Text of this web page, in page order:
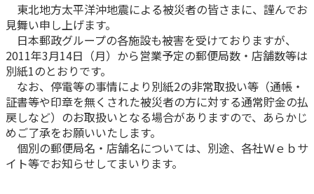
ご契約者さま
マイページログイン
入院保険金・手術保険金のご請求
保険をご検討中のお客さま
保険をご検討中のお客さま
終身保険
養老保険
法人のお客さま
【まずはご相談ください】企業経営でお悩みの方はこ
ちら
法人のお客さま向け商品一覧
お役立ち情報
かんぽ生命について
東北地方太平洋沖地震による被災者の皆さまに、謹んでお
見舞い申し上げます。
日本郵政グループの各施設も被害を受けておりますが、
2011年3月14日（月）から営業予定の郵便局数・店舗数等は
別紙1のとおりです。
なお、停電等の事情により別紙2の非常取扱い等（通帳・
証書等や印章を無くされた被災者の方に対する通常貯金の払
戻しなど）のお取扱いとなる場合がありますので、あらかじ
めご了承をお願いいたします。
個別の郵便局名・店舗名については、別途、各社Ｗｅｂサ
イト等でお知らせしてまいります。